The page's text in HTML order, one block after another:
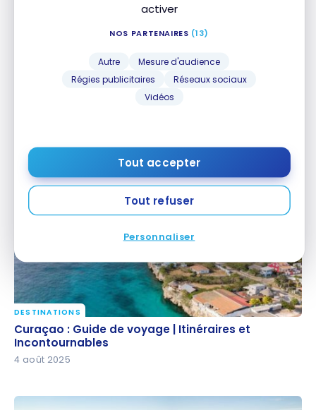
activer
NOS PARTENAIRES (13)
Autre
Mesure d'audience
Régies publicitaires
Réseaux sociaux
Vidéos
Tout accepter
Tout refuser
Personnaliser
Toronto
Toronto
Curaçao : Guide de voyage | Itinéraires et
Incontournables
DESTINATIONS
Curaçao : Guide de voyage | Itinéraires et
Incontournables
4 août 2025